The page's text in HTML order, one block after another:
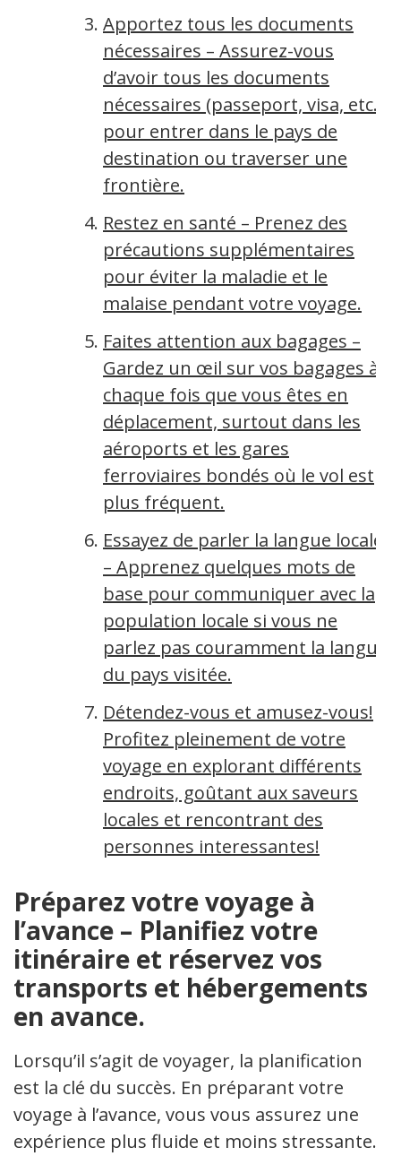
Apportez tous les documents
nécessaires – Assurez-vous
d’avoir tous les documents
nécessaires (passeport, visa, etc.)
pour entrer dans le pays de
destination ou traverser une
frontière.
Restez en santé – Prenez des
précautions supplémentaires
pour éviter la maladie et le
malaise pendant votre voyage.
Faites attention aux bagages –
Gardez un œil sur vos bagages à
chaque fois que vous êtes en
déplacement, surtout dans les
aéroports et les gares
ferroviaires bondés où le vol est
plus fréquent.
Essayez de parler la langue locale
– Apprenez quelques mots de
base pour communiquer avec la
population locale si vous ne
parlez pas couramment la langue
du pays visitée.
Détendez-vous et amusez-vous!
Profitez pleinement de votre
voyage en explorant différents
endroits, goûtant aux saveurs
locales et rencontrant des
personnes interessantes!
Préparez votre voyage à
l’avance – Planifiez votre
itinéraire et réservez vos
transports et hébergements
en avance.
Lorsqu’il s’agit de voyager, la planification
est la clé du succès. En préparant votre
voyage à l’avance, vous vous assurez une
expérience plus fluide et moins stressante.